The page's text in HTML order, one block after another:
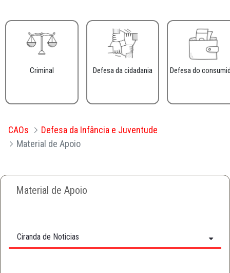
Criminal Defesa da cidadania Defesa do
CAOs
Defesa da Infância e Juventude
Material de Apoio
Material de Apoio
Ciranda de Noticias